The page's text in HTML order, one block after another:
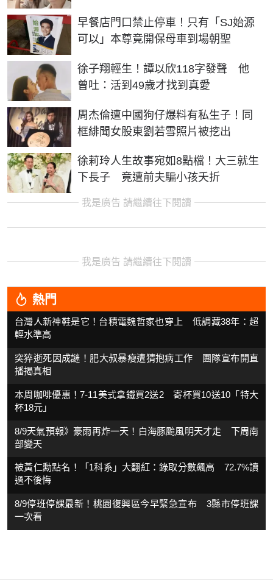
早餐店門口禁止停車！只有「SJ始源
可以」本尊竟開保母車到場朝聖
徐子翔輕生！譚以欣118字發聲 他
曾吐：活到49歲才找到真愛
周杰倫遭中國狗仔爆料有私生子！同
框緋聞女股東劉若雪照片被挖出
徐莉玲人生故事宛如8點檔！大三就生
下長子 竟遭前夫騙小孩夭折
我是廣告 請繼續往下閱讀
我是廣告 請繼續往下閱讀
熱門
台灣人新神鞋是它！台積電魏哲家也穿上 低調藏38年：超
輕水準高
突猝逝死因成謎！肥大叔暴瘦遭猜抱病工作 團隊宣布開直
播揭真相
本周咖啡優惠！7-11美式拿鐵買2送2 寄杯買10送10「特大
杯18元」
8/9天氣預報》豪雨再炸一天！白海豚颱風明天才走 下周南
部變天
被黃仁勳點名！「1科系」大翻紅：錄取分數飆高 72.7%讀
過不後悔
8/9停班停課最新！桃園復興區今早緊急宣布 3縣市停班課
一次看